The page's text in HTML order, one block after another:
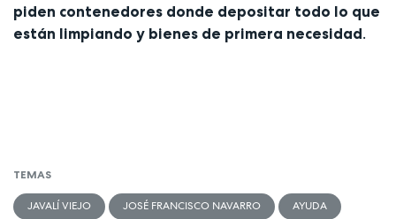
piden contenedores donde depositar todo lo que
están limpiando y bienes de primera necesidad.
TEMAS
JAVALÍ VIEJO JOSÉ FRANCISCO NAVARRO AYUDA